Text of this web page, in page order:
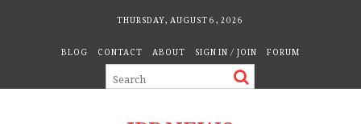
THURSDAY, AUGUST 6, 2026
BLOG CONTACT ABOUT SIGN IN / JOIN FORUM